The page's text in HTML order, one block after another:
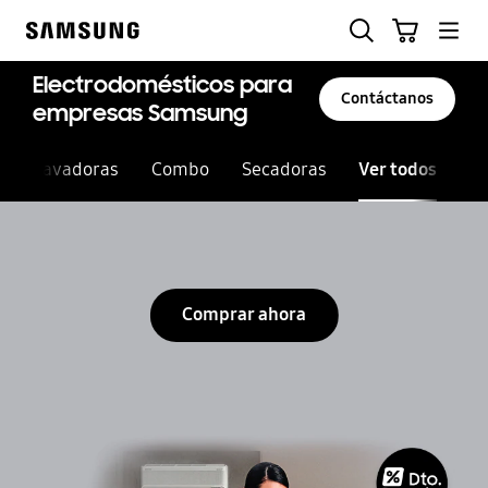
Electrodomésticos para
empresas Samsung
Contáctanos
Lavadoras Combo Secadoras Ver todos
Comprar ahora